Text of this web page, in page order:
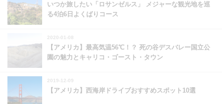
いつか旅したい「ロサンゼルス」 メジャーな観光地を巡
る4泊6日よくばりコース
2020-01-08
【アメリカ】最高気温56℃！？ 死の谷デスバレー国立公
園の魅力とキャリコ・ゴースト・タウン
2019-12-09
【アメリカ】西海岸ドライブおすすめスポット10選